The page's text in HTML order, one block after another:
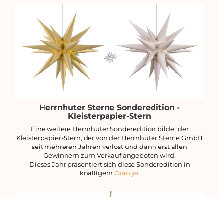
Herrnhuter Sterne Sonderedition -
Kleisterpapier-Stern
Eine weitere Herrnhuter Sonderedition bildet der
Kleisterpapier-Stern, der von der Herrnhuter Sterne GmbH
seit mehreren Jahren verlost und dann erst allen
Gewinnern zum Verkauf angeboten wird.
Dieses Jahr präsentiert sich diese Sonderedition in
knalligem Orange.